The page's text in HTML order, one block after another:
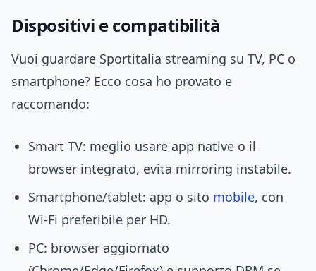
Dispositivi e compatibilità
Vuoi guardare Sportitalia streaming su TV, PC o
smartphone? Ecco cosa ho provato e
raccomando:
Smart TV: meglio usare app native o il
browser integrato, evita mirroring instabile.
Smartphone/tablet: app o sito mobile, con
Wi‑Fi preferibile per HD.
PC: browser aggiornato